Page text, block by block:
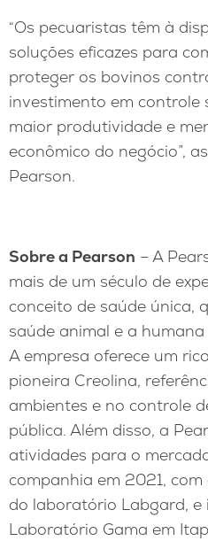
“Os pecuaristas têm à
soluções eficazes para
proteger os bovinos
investimento em
maior produtividade e
econômico do negócio”,
Pearson.
Sobre a Pearson – A
mais de um século de
conceito de saúde única,
saúde animal e a
A empresa oferece um
pioneira Creolina,
ambientes e no controle
pública. Além disso, a
atividades para o
companhia em 2021,
do laboratório Labgard, e
Laboratório Gama em